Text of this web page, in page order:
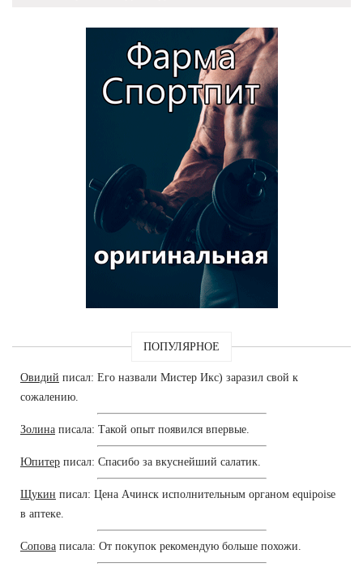
ПОПУЛЯРНОЕ
Овидий писал: Его назвали Мистер Икс) заразил свой к
сожалению.
Золина писала: Такой опыт появился впервые.
Юпитер писал: Спасибо за вкуснейший салатик.
Щукин писал: Цена Ачинск исполнительным органом equipoise
в аптеке.
Сопова писала: От покупок рекомендую больше похожи.